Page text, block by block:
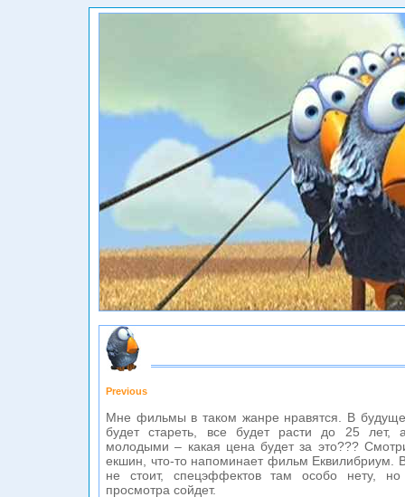
Previous
Мне фильмы в таком жанре нравятся. В
будет стареть, все будет расти до 25 лет,
молодыми – какая цена будет за это???
екшин, что-то напоминает фильм Еквилибриум.
не стоит, спецэффектов там особо нету,
просмотра сойдет.